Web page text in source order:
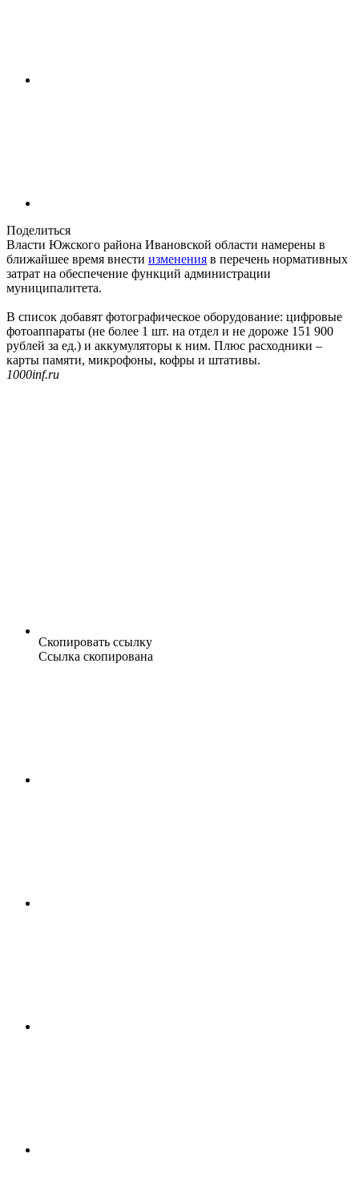
Поделиться
Власти Южского района Ивановской области намерены в
ближайшее время внести изменения в перечень нормативных
затрат на обеспечение функций администрации
муниципалитета.
В список добавят фотографическое оборудование: цифровые
фотоаппараты (не более 1 шт. на отдел и не дороже 151 900
рублей за ед.) и аккумуляторы к ним. Плюс расходники –
карты памяти, микрофоны, кофры и штативы.
1000inf.ru
Скопировать ссылку
Ссылка скопирована